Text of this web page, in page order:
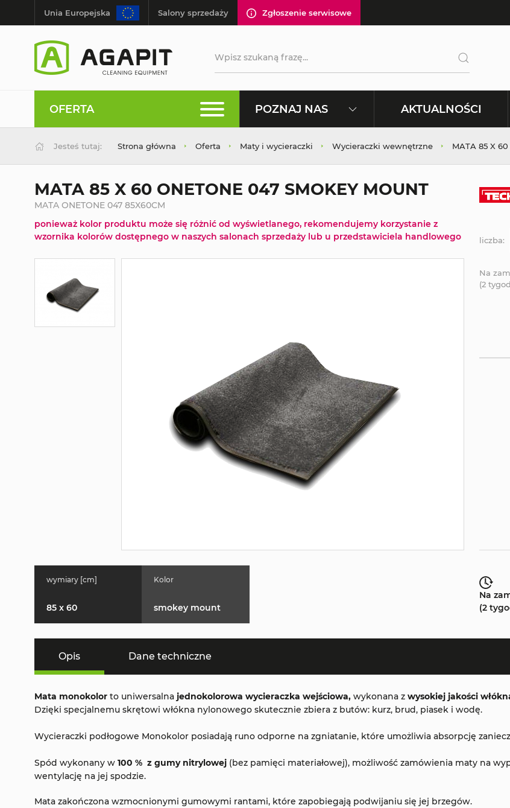
Unia Europejska Salony sprzedaży Zgłoszenie serwisowe
OFERTA POZNAJ NAS AKTUALNOŚCI
Jesteś tutaj: Strona główna Oferta Maty i wycieraczki Wycieraczki wewnętrzne MATA 85 X
MATA 85 X 60 ONETONE 047 SMOKEY MOUNT
MATA ONETONE 047 85X60CM
ponieważ kolor produktu może się różnić od wyświetlanego, rekomendujemy korzystanie z
wzornika kolorów dostępnego w naszych salonach sprzedaży lub u przedstawiciela handlowego
liczba:
Na
(2
wymiary [cm]
85 x 60
Kolor
smokey mount
Na
(2
Opis Dane techniczne
Mata monokolor to uniwersalna jednokolorowa wycieraczka wejściowa, wykonana z wysokiej jakości
Dzięki specjalnemu skrętowi włókna nylonowego skutecznie zbiera z butów: kurz, brud, piasek i wodę.
Wycieraczki podłogowe Monokolor posiadają runo odporne na zgniatanie, które umożliwia absorpcję
Spód wykonany w 100 % z gumy nitrylowej (bez pamięci materiałowej), możliwość zamówienia maty na
wentylację na jej spodzie.
Mata zakończona wzmocnionymi gumowymi rantami, które zapobiegają podwijaniu się jej brzegów.